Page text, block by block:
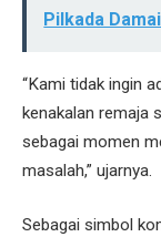
Pilkada
“Kami tidak ingin
kenakalan remaja
sebagai momen
masalah,” ujarnya.
Sebagai simbol